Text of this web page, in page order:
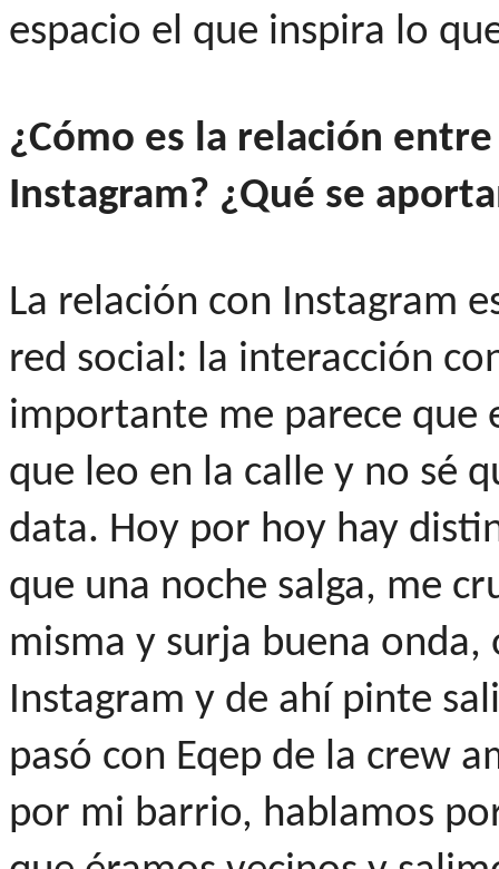
espacio el que inspira lo
¿Cómo es la relación
Instagram? ¿Qué se
La relación con Instagram
red social: la interacción
importante me parece que
que leo en la calle y no sé
data. Hoy por hoy hay
que una noche salga, me
misma y surja buena
Instagram y de ahí pinte
pasó con Eqep de la crew
por mi barrio, hablamos